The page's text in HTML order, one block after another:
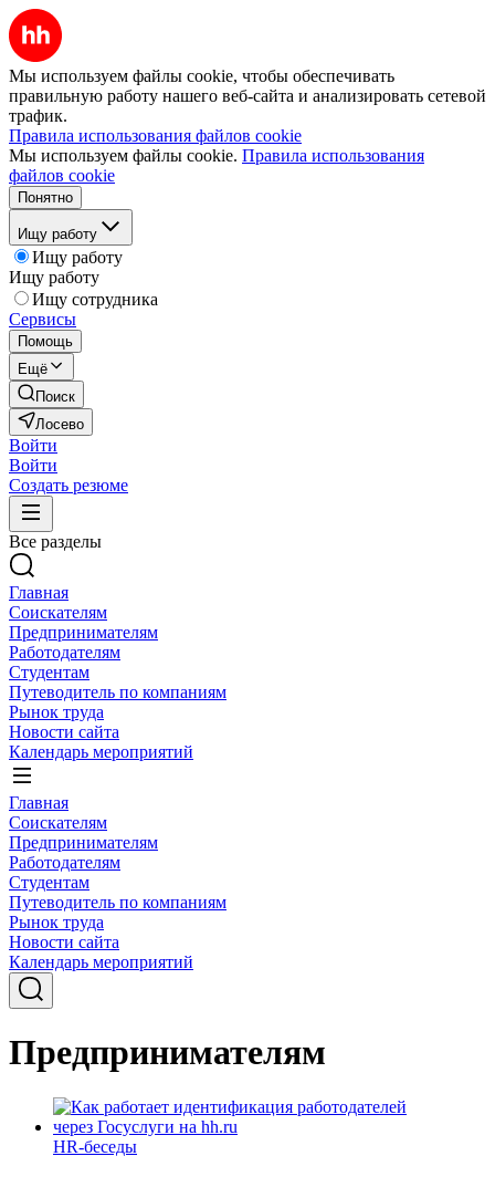
Мы используем файлы cookie, чтобы обеспечивать
правильную работу нашего веб-сайта и анализировать сетевой
трафик.
Правила использования файлов cookie
Мы используем файлы cookie. Правила использования
файлов cookie
Понятно
Ищу работу
Ищу работу
Ищу работу
Ищу сотрудника
Сервисы
Помощь
Ещё
Поиск
Лосево
Войти
Войти
Создать резюме
Все разделы
Главная
Соискателям
Предпринимателям
Работодателям
Студентам
Путеводитель по компаниям
Рынок труда
Новости сайта
Календарь мероприятий
Главная
Соискателям
Предпринимателям
Работодателям
Студентам
Путеводитель по компаниям
Рынок труда
Новости сайта
Календарь мероприятий
Предпринимателям
HR-беседы